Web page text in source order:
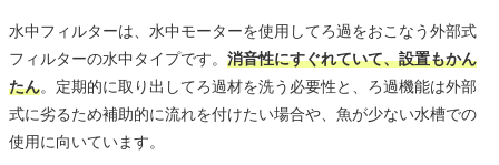
水中フィルターは、水中モーターを使用してろ過をおこなう外部式
フィルターの水中タイプです。 消音性にすぐれていて、設置もかん
たん。定期的に取り出してろ過材を洗う必要性と、ろ過機能は外部
式に劣るため補助的に流れを付けたい場合や、魚が少ない水槽での
使用に向いています。